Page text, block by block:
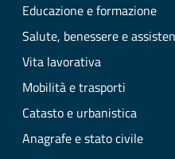
Educazione e formazione
Salute, benessere e
Vita lavorativa
Mobilità e trasporti
Catasto e urbanistica
Anagrafe e stato civile